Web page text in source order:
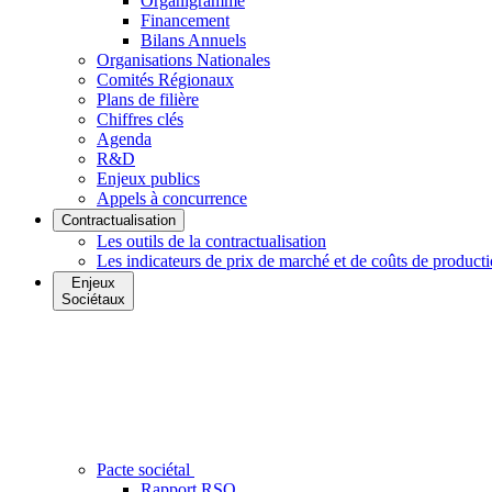
Financement
Bilans Annuels
Organisations Nationales
Comités Régionaux
Plans de filière
Chiffres clés
Agenda
R&D
Enjeux publics
Appels à concurrence
Contractualisation
Les outils de la contractualisation
Les indicateurs de prix de marché et de coûts de
Enjeux
Sociétaux
Pacte sociétal